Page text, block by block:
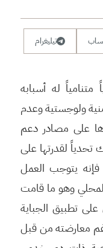
تيليغرام
له أسبابه
ولوجستية وعدم
على مصادر دعم
تحدياً لقدرتها على
فإنه يتوجب العمل
وهو ما قامت
تطبيق الجباية
معارضته من قبل